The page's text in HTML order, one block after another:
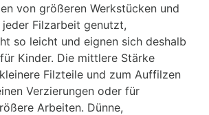
von größeren Werkstücken und
Filzarbeit genutzt,
so leicht und eignen sich deshalb
Kinder. Die mittlere Stärke
Filzteile und zum Auffilzen
Verzierungen oder für
Arbeiten. Dünne,